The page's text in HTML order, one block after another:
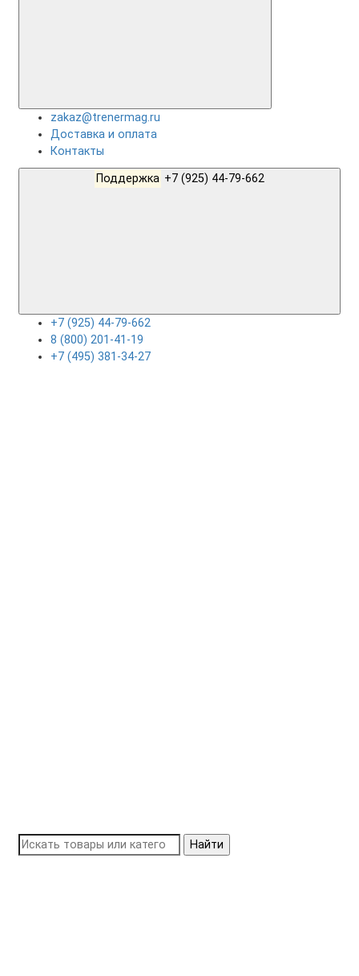
zakaz@trenermag.ru
Доставка и оплата
Контакты
Поддержка
+7 (925) 44-79-662
8 (800) 201-41-19
+7 (495) 381-34-27
Найти